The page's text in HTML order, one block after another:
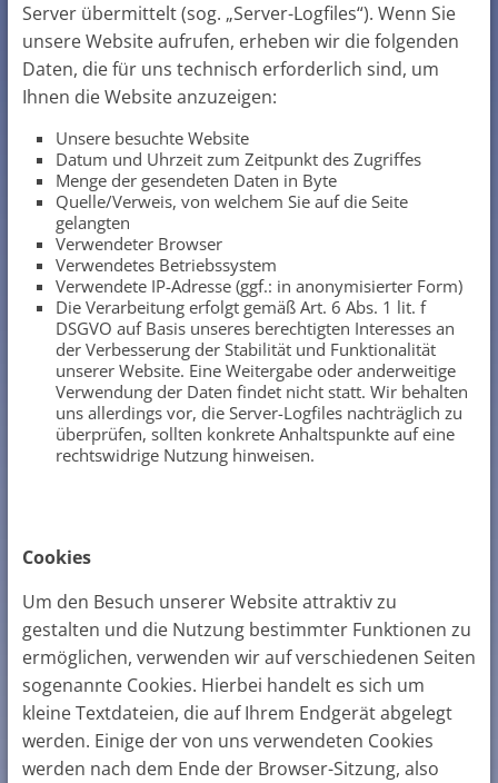
Server übermittelt (sog. „Server-Logfiles“). Wenn Sie
unsere Website aufrufen, erheben wir die folgenden
Daten, die für uns technisch erforderlich sind, um
Ihnen die Website anzuzeigen:
Unsere besuchte Website
Datum und Uhrzeit zum Zeitpunkt des Zugriffes
Menge der gesendeten Daten in Byte
Quelle/Verweis, von welchem Sie auf die Seite
gelangten
Verwendeter Browser
Verwendetes Betriebssystem
Verwendete IP-Adresse (ggf.: in anonymisierter Form)
Die Verarbeitung erfolgt gemäß Art. 6 Abs. 1 lit. f
DSGVO auf Basis unseres berechtigten Interesses an
der Verbesserung der Stabilität und Funktionalität
unserer Website. Eine Weitergabe oder anderweitige
Verwendung der Daten findet nicht statt. Wir behalten
uns allerdings vor, die Server-Logfiles nachträglich zu
überprüfen, sollten konkrete Anhaltspunkte auf eine
rechtswidrige Nutzung hinweisen.
Cookies
Um den Besuch unserer Website attraktiv zu
gestalten und die Nutzung bestimmter Funktionen zu
ermöglichen, verwenden wir auf verschiedenen Seiten
sogenannte Cookies. Hierbei handelt es sich um
kleine Textdateien, die auf Ihrem Endgerät abgelegt
werden. Einige der von uns verwendeten Cookies
werden nach dem Ende der Browser-Sitzung, also